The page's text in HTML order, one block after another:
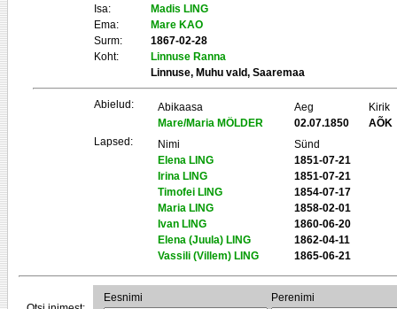
Isa:
Madis LING
Ema:
Mare KAO
Surm:
1867-02-28
Koht:
Linnuse Ranna
Linnuse, Muhu vald, Saaremaa
Abielud: Abikaasa Aeg
Kirik
Mare/Maria MÖLDER
02.07.1850
AÕK
Lapsed:
Nimi
Sünd
Elena LING
1851-07-21
Irina LING
1851-07-21
Timofei LING
1854-07-17
Maria LING
1858-02-01
Ivan LING
1860-06-20
Elena (Juula) LING
1862-04-11
Vassili (Villem) LING
1865-06-21
Eesnimi Perenimi